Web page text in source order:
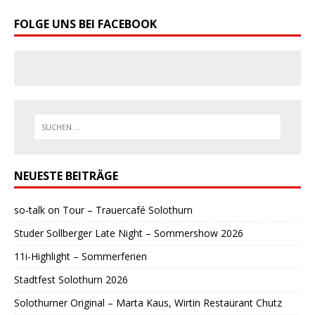
FOLGE UNS BEI FACEBOOK
NEUESTE BEITRÄGE
so-talk on Tour – Trauercafé Solothurn
Studer Sollberger Late Night – Sommershow 2026
11i-Highlight – Sommerferien
Stadtfest Solothurn 2026
Solothurner Original – Marta Kaus, Wirtin Restaurant Chutz